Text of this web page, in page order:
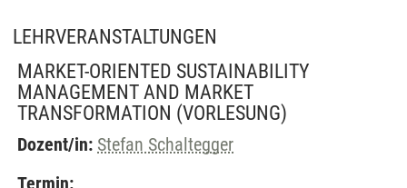
LEHRVERANSTALTUNGEN
MARKET-ORIENTED SUSTAINABILITY
MANAGEMENT AND MARKET
TRANSFORMATION (VORLESUNG)
Dozent/in: Stefan Schaltegger
Termin: